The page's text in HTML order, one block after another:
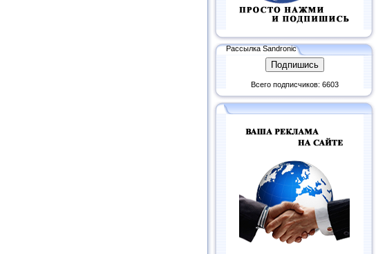
Рассылка Sandronic
Всего подписчиков: 6603